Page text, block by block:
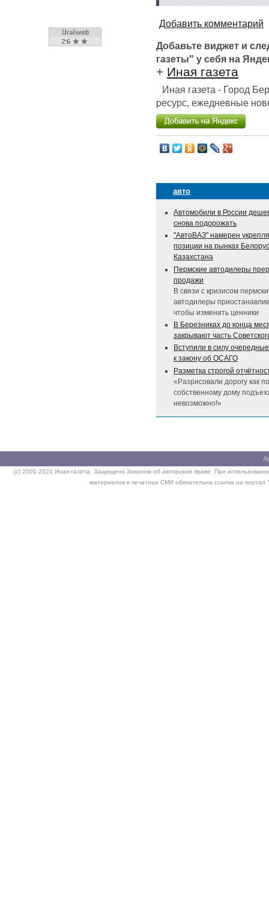
Добавить комментарий
Добавьте виджет и
газеты" у себя на
+ Иная газета
Иная газета - Город
ресурс, ежедневные
авто
Автомобили в России
снова подорожать
"АвтоВАЗ" намерен
позиции на рынках
Казахстана
Пермские автодилеры
продажи
В связи с кризисом
автодилеры
чтобы изменить ценники
В Березниках до конца
закрывают часть
Вступили в силу
к закону об ОСАГО
Разметка строгой
«Разрисовали дорогу как
собственному дому
невозможно!»
(c) 2001-2021 Иная газета. Защищено Законом об авторском праве. При
материалов в печатных СМИ обязательна ссылка на